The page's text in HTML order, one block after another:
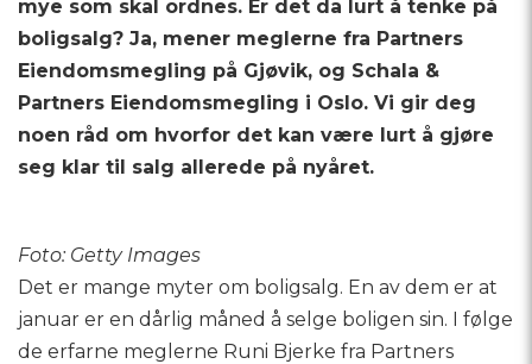
mye som skal ordnes. Er det da lurt å tenke på
boligsalg? Ja, mener meglerne fra Partners
Eiendomsmegling på Gjøvik, og Schala &
Partners Eiendomsmegling i Oslo. Vi gir deg
noen råd om hvorfor det kan være lurt å gjøre
seg klar til salg allerede på nyåret.
Foto: Getty Images
Det er mange myter om boligsalg. En av dem er at
januar er en dårlig måned å selge boligen sin. I følge
de erfarne meglerne Runi Bjerke fra Partners